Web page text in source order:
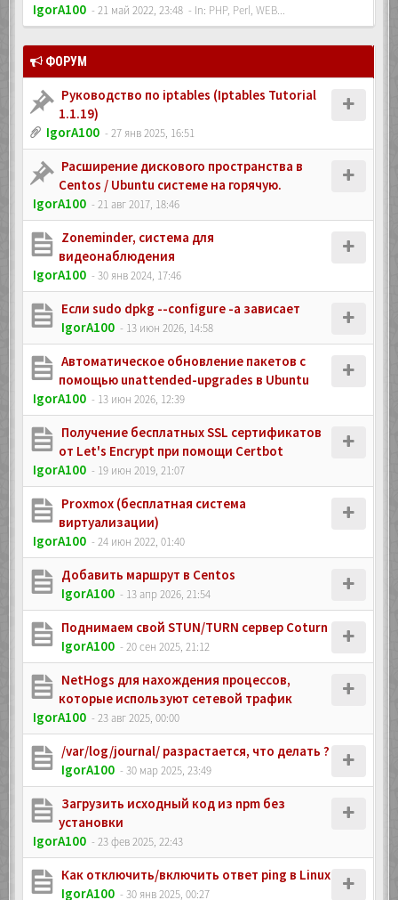
IgorA100 - 21 май 2022, 23:48 - In: PHP, Perl, WEB...
ФОРУМ
Руководство по iptables (Iptables Tutorial
1.1.19)
IgorA100 - 27 янв 2025, 16:51
Расширение дискового пространства в
Centos / Ubuntu системе на горячую.
IgorA100 - 21 авг 2017, 18:46
Zoneminder, система для
видеонаблюдения
IgorA100 - 30 янв 2024, 17:46
Если sudo dpkg --configure -a зависает
IgorA100 - 13 июн 2026, 14:58
Автоматическое обновление пакетов с
помощью unattended-upgrades в Ubuntu
IgorA100 - 13 июн 2026, 12:39
Получение бесплатных SSL сертификатов
от Let's Encrypt при помощи Certbot
IgorA100 - 19 июн 2019, 21:07
Proxmox (бесплатная система
виртуализации)
IgorA100 - 24 июн 2022, 01:40
Добавить маршрут в Centos
IgorA100 - 13 апр 2026, 21:54
Поднимаем свой STUN/TURN сервер Coturn
IgorA100 - 20 сен 2025, 21:12
NetHogs для нахождения процессов,
которые используют сетевой трафик
IgorA100 - 23 авг 2025, 00:00
/var/log/journal/ разрастается, что делать ?
IgorA100 - 30 мар 2025, 23:49
Загрузить исходный код из npm без
установки
IgorA100 - 23 фев 2025, 22:43
Как отключить/включить ответ ping в Linux
IgorA100 - 30 янв 2025, 00:27